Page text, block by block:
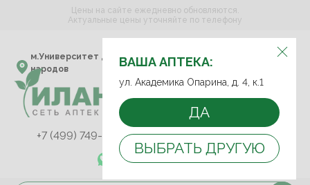
ВЫБЕРИТЕ АПТЕКУ:
м.Университет дружбы
народов
ул. Академика Опарина,
д. 4, к.1
ВАША АПТЕКА:
ул. Академика Опарина, д. 4, к.1
ДА
ВЫБРАТЬ ДРУГУЮ
Цены на сайте ежедневно обновляются.
Актуальные цены уточняйте по телефону
+7 (499) 749-75-92
+7 (499) 749-74-89
+7 (989) 579-78-73